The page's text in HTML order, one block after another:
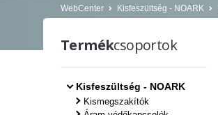
WebCenter Kisfeszültség - NOARK
Termékcsoportok
Kisfeszültség - NOARK
Kismegszakítók